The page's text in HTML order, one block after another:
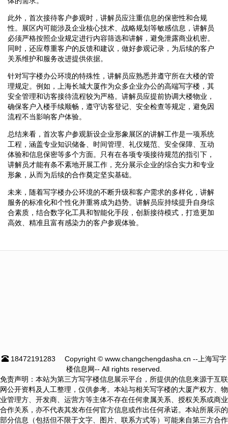
此外，首次接待客户参观时，讲解员应注重信息的保密性和合规
性。展区内可能涉及企业核心技术、战略规划等敏感信息，讲解员
必须严格按照企业规定进行内容筛选和讲解，避免泄露商业机密。
同时，还应尊重客户的反馈和建议，做好参观记录，为后续的客户
关系维护和服务改进提供依据。
针对写字楼办公环境的特殊性，讲解员应熟悉并遵守所在大楼的管
理规定。例如，上海长城大厦作为众多企业办公的高端写字楼，其
安全管理和访客接待流程较为严格。讲解员应提前协调大楼物业，
确保客户入楼手续顺畅，遵守访客登记、安全检查等规定，避免因
流程不当影响客户体验。
总结来看，首次客户参观新设企业形象展区的讲解工作是一项系统
工程，涵盖专业知识储备、时间管理、礼仪规范、安全保障、互动
体验和信息保密等多个方面。只有在各项专项接待规范的指引下，
讲解员才能有条不紊地开展工作，充分展示企业的综合实力和专业
形象，从而为后续的合作奠定坚实基础。
未来，随着写字楼办公环境的不断升级和客户需求的多样化，讲解
服务的标准化和个性化并重将成为趋势。讲解员应持续提升自身综
合素质，结合数字化工具和智能化手段，创新接待模式，打造更加
高效、精准且富有感染力的客户参观体验。
18472191283
Copyright © www.changchengdasha.cn --上海写字
楼信息网-- All rights reserved.
免责声明：本站为第三方写字楼信息展示平台，所提供的信息来源于互联
网公开资料及人工整理，仅供参考。本站与相关写字楼的大厦产权方、物
业管理方、开发商、运营方等主体不存在任何隶属关系、授权关系或商业
合作关系，亦不代表其发布任何官方信息或作出任何承诺。本站所展示的
部分信息（包括但不限于文字、图片、联系方式等）可能来自第三方合作